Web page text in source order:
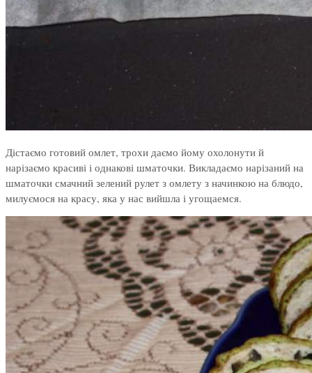
Дістаємо готовий омлет, трохи даємо йому охолонути й
нарізаємо красиві і однакові шматочки. Викладаємо нарізаний на
шматочки смачний зелений рулет з омлету з начинкою на блюдо,
милуємося на красу, яка у нас вийшла і угощаемся.